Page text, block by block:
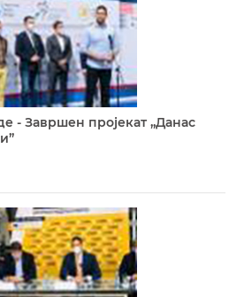
- Завршен пројекат „Данас